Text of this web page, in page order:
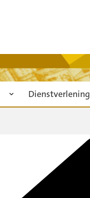
Dienstverlening